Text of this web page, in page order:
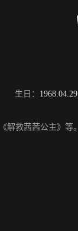
生日： 1968.04.29
解救茜茜公主》等。